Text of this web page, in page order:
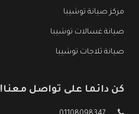
مركز صيانة توشيبا
صيانة غسالات توشيبا
صيانة ثلاجات توشيبا
كن دائما على تواصل معنا!